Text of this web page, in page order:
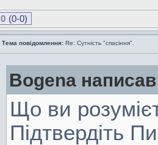
0 (0-0)
Тема повідомлення: Re: Сутність "спасіння".
Bogena
Що ви
Підтвердіть